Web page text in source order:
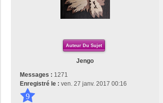
Auteur Du Sujet
Jengo
Messages : 1271
Enregistré le : ven. 27 janv. 2017 00:16
9